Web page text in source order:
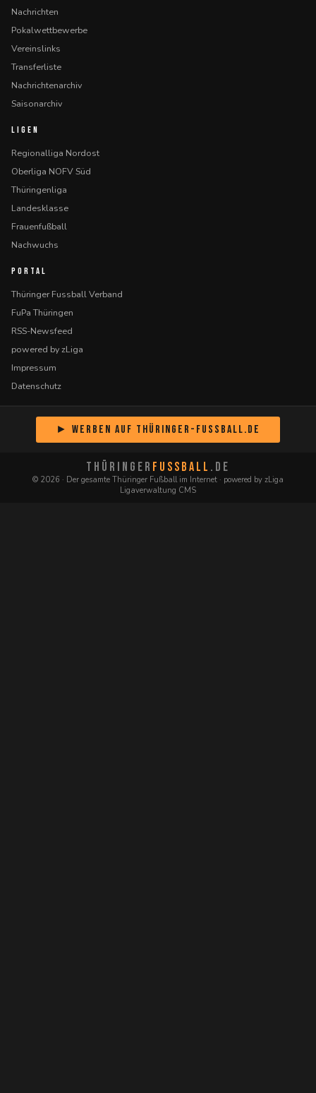
Nachrichten
Pokalwettbewerbe
Vereinslinks
Transferliste
Nachrichtenarchiv
Saisonarchiv
LIGEN
Regionalliga Nordost
Oberliga NOFV Süd
Thüringenliga
Landesklasse
Frauenfußball
Nachwuchs
PORTAL
Thüringer Fussball Verband
FuPa Thüringen
RSS-Newsfeed
powered by zLiga
Impressum
Datenschutz
► Werben auf Thüringer-Fussball.de
THÜRINGER FUSSBALL .DE
© 2026 · Der gesamte Thüringer Fußball im Internet · powered by zLiga
Ligaverwaltung CMS